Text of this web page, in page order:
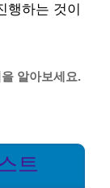
행하는 것이
알아보세요.
트